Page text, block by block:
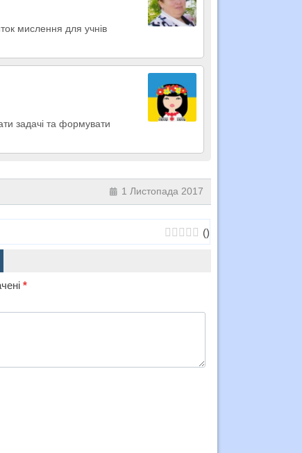
мислення для учнів
задачі та формувати
1 Листопада 2017
()
*